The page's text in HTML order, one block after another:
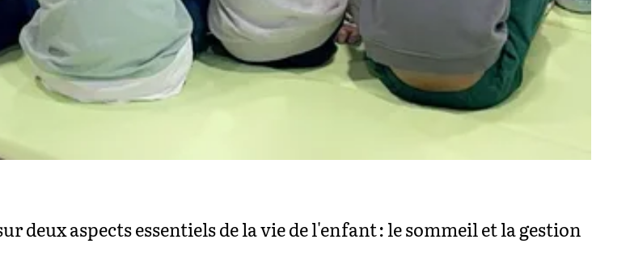
deux aspects essentiels de la vie de l'enfant : le sommeil et la gestion